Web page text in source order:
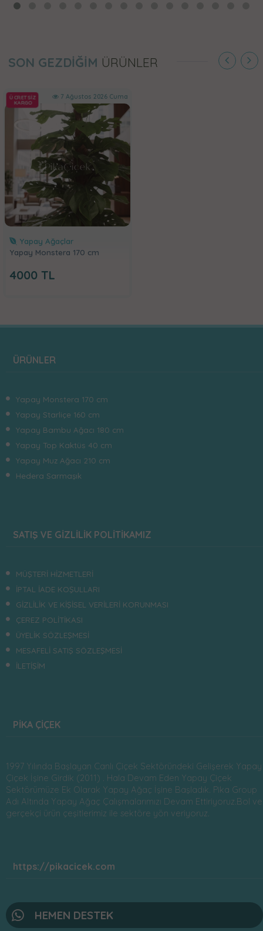
SON GEZDİĞİM ÜRÜNLER
ÜCRETSİZ
KARGO
7 Ağustos 2026 Cuma
Yapay Ağaçlar
Yapay Monstera 170 cm
4000 TL
ÜRÜNLER
Yapay Monstera 170 cm
Yapay Starliçe 160 cm
Yapay Bambu Ağacı 180 cm
Yapay Top Kaktüs 40 cm
Yapay Muz Ağacı 210 cm
Hedera Sarmaşık
SATIŞ VE GİZLİLİK POLİTİKAMIZ
MÜŞTERİ HİZMETLERİ
İPTAL İADE KOŞULLARI
GİZLİLİK VE KİŞİSEL VERİLERİ KORUNMASI
ÇEREZ POLİTİKASI
ÜYELİK SÖZLEŞMESİ
MESAFELİ SATIŞ SÖZLEŞMESİ
İLETİŞİM
PİKA ÇİÇEK
1997 Yılında Başlayan Canlı Çiçek Sektöründeki Gelişerek Yapay
Çiçek İşine Girdik (2011) . Hala Devam Eden Yapay Çiçek
Sektörümüze Ek Olarak Yapay Ağaç İşine Başladık. Pika Group
Adı Altında Yapay Ağaç Çalışmalarımızı Devam Ettiriyoruz.Bol ve
gerçekçi ürün çeşitlerimiz ile sektöre yön veriyoruz.
https://pikacicek.com
HEMEN DESTEK